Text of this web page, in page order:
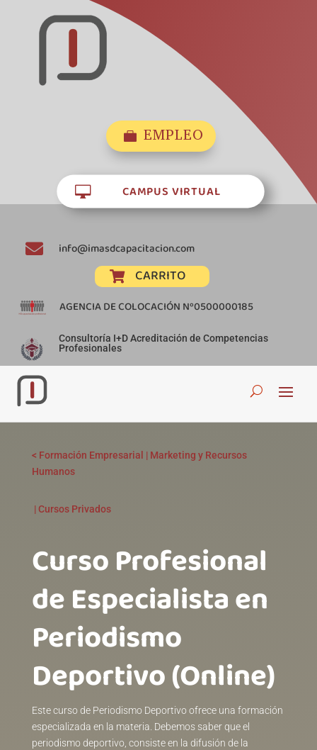
 EMPLEO
 CAMPUS VIRTUAL
 info@imasdcapacitacion.com
 CARRITO
AGENCIA DE COLOCACIÓN Nº0500000185
Consultoría I+D Acreditación de Competencias
Profesionales
< Formación Empresarial | Marketing y Recursos
Humanos
|Cursos Privados
Curso Profesional
de Especialista en
Periodismo
Deportivo (Online)
Este curso de Periodismo Deportivo ofrece una formación
especializada en la materia. Debemos saber que el
periodismo deportivo, consiste en la difusión de la